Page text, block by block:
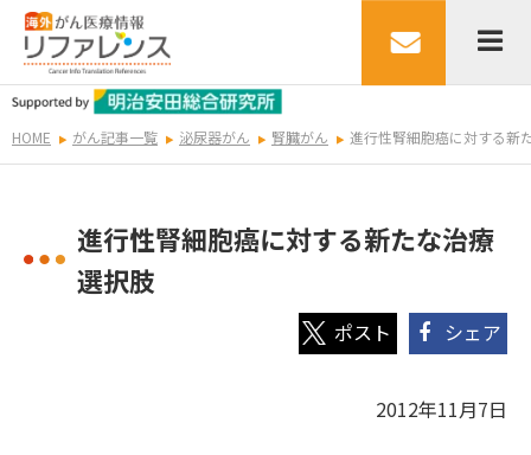
HOME がん記事一覧 泌尿器がん 腎臓がん 進行性腎細胞癌に対する新
進行性腎細胞癌に対する新たな治療
選択肢
シェア
2012年11月7日